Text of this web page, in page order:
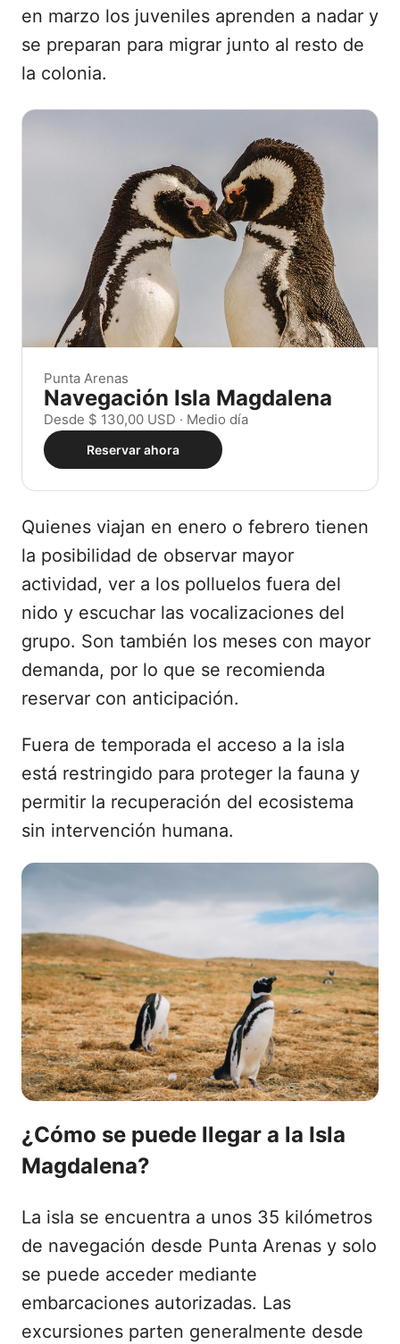
en marzo los juveniles aprenden a nadar y
se preparan para migrar junto al resto de
la colonia.
Punta Arenas
Navegación Isla Magdalena
Desde $ 130,00 USD · Medio día
Reservar ahora
Quienes viajan en enero o febrero tienen
la posibilidad de observar mayor
actividad, ver a los polluelos fuera del
nido y escuchar las vocalizaciones del
grupo. Son también los meses con mayor
demanda, por lo que se recomienda
reservar con anticipación.
Fuera de temporada el acceso a la isla
está restringido para proteger la fauna y
permitir la recuperación del ecosistema
sin intervención humana.
¿Cómo se puede llegar a la Isla
Magdalena?
La isla se encuentra a unos 35 kilómetros
de navegación desde Punta Arenas y solo
se puede acceder mediante
embarcaciones autorizadas. Las
excursiones parten generalmente desde